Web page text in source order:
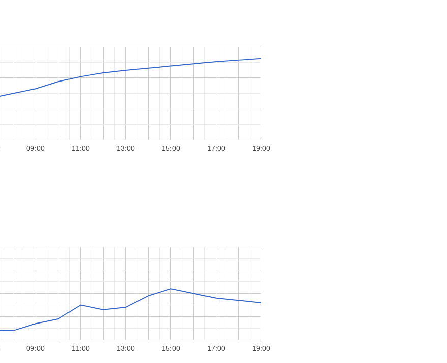
09:00 11:00 13:00 15:00 17:00 19:00
09:00 11:00 13:00 15:00 17:00 19:00